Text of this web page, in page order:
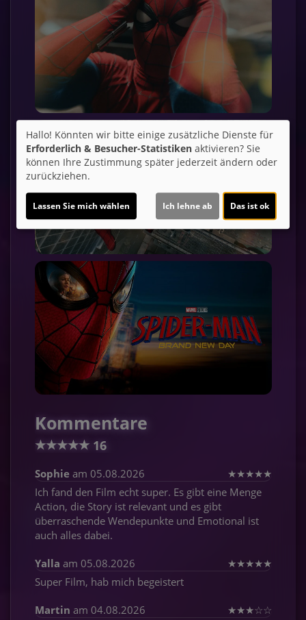
Kommentare
★★★★★ 16
Sophie am 05.08.2026 ★★★★★
Ich fand den Film echt super. Es gibt eine Menge
Action, die Story ist relevant und es gibt
überraschende Wendepunkte und Emotional ist
auch alles dabei.
Yalla am 05.08.2026 ★★★★★
Super Film, hab mich begeistert
Martin am 04.08.2026 ★★★☆☆
Hallo! Könnten wir bitte einige zusätzliche Dienste für
Erforderlich & Besucher-Statistiken aktivieren? Sie
können Ihre Zustimmung später jederzeit ändern oder
zurückziehen.
Lassen Sie mich wählen Ich lehne ab Das ist ok